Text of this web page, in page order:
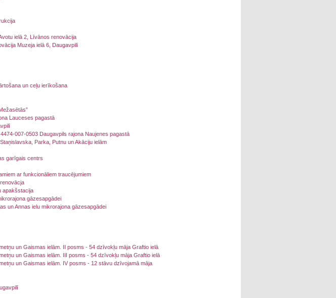
ielā 2, Līvānos renovācija
Muzeja ielā 6, Daugavpilī
un ceļu ierīkošana
Lauceses pagastā
007-0503 Daugavpils rajona Naujenes pagastā
Parka, Putnu un Akāciju ielām
garīgais centrs
ar funkcionāliem traucējumiem
apakšstacija
gāzesapgādei
un Annas ielu mikrorajona gāzesapgādei
un Gaismas ielām. II posms - 54 dzīvokļu māja Graftio ielā
un Gaismas ielām. III posms - 54 dzīvokļu māja Graftio ielā
un Gaismas ielām. IV posms - 12 stāvu dzīvojamā māja